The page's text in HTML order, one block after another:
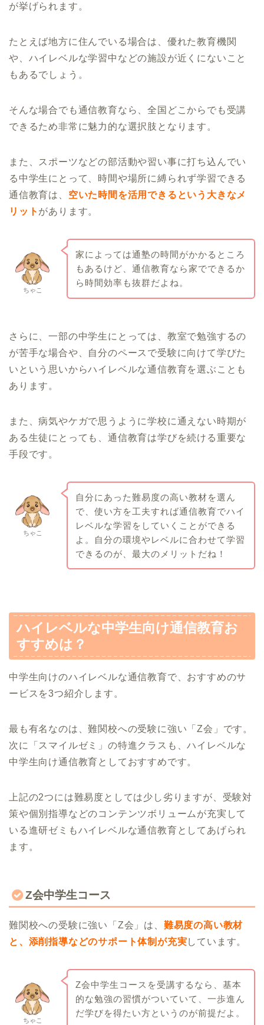
が挙げられます。
たとえば地方に住んでいる場合は、優れた教育機関
や、ハイレベルな学習中などの施設が近くにないこと
もあるでしょう。
そんな場合でも通信教育なら、全国どこからでも受講
できるため非常に魅力的な選択肢となります。
また、スポーツなどの部活動や習い事に打ち込んでい
る中学生にとって、時間や場所に縛られず学習できる
通信教育は、 空いた時間を活用できるという大きなメ
リット があります。
ちゃこ
家によっては通塾の時間がかかるところ
もあるけど、通信教育なら家でできるか
ら時間効率も抜群だよね。
さらに、一部の中学生にとっては、教室で勉強するの
が苦手な場合や、自分のペースで受験に向けて学びた
いという思いからハイレベルな通信教育を選ぶことも
あります。
また、病気やケガで思うように学校に通えない時期が
ある生徒にとっても、通信教育は学びを続ける重要な
手段です。
ちゃこ
自分にあった難易度の高い教材を選ん
で、使い方を工夫すれば通信教育でハイ
レベルな学習をしていくことができる
よ。自分の環境やレベルに合わせて学習
できるのが、最大のメリットだね！
ハイレベルな中学生向け通信教育お
すすめは？
中学生向けのハイレベルな通信教育で、おすすめのサ
ービスを3つ紹介します。
最も有名なのは、難関校への受験に強い「Z会」です。
次に「スマイルゼミ」の特進クラスも、ハイレベルな
中学生向け通信教育としておすすめです。
上記の2つには難易度としては少し劣りますが、受験対
策や個別指導などのコンテンツボリュームが充実して
いる進研ゼミもハイレベルな通信教育としてあげられ
ます。
Z会中学生コース
難関校への受験に強い「Z会」は、 難易度の高い教材
と、添削指導などのサポート体制が充実しています。
ちゃこ
Z会中学生コースを受講するなら、基本
的な勉強の習慣がついていて、一歩進ん
だ学びを得たい方というのが前提だよ。